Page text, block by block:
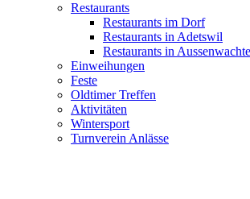
Restaurants
Restaurants im Dorf
Restaurants in Adetswil
Restaurants in
Einweihungen
Feste
Oldtimer Treffen
Aktivitäten
Wintersport
Turnverein Anlässe